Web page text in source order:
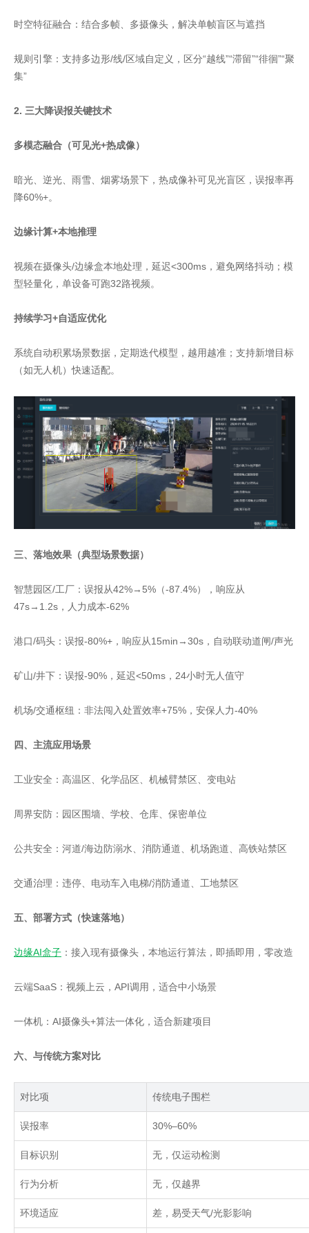
时空特征融合：结合多帧、多摄像头，解决单帧盲区与遮挡
规则引擎：支持多边形/线/区域自定义，区分“越线”“滞留”“徘徊”“聚
集”
2. 三大降误报关键技术
多模态融合（可见光+热成像）
暗光、逆光、雨雪、烟雾场景下，热成像补可见光盲区，误报率再
降60%+。
边缘计算+本地推理
视频在摄像头/边缘盒本地处理，延迟<300ms，避免网络抖动；模
型轻量化，单设备可跑32路视频。
持续学习+自适应优化
系统自动积累场景数据，定期迭代模型，越用越准；支持新增目标
（如无人机）快速适配。
三、落地效果（典型场景数据）
智慧园区/工厂：误报从42%→5%（-87.4%），响应从
47s→1.2s，人力成本-62%
港口/码头：误报-80%+，响应从15min→30s，自动联动道闸/声光
矿山/井下：误报-90%，延迟<50ms，24小时无人值守
机场/交通枢纽：非法闯入处置效率+75%，安保人力-40%
四、主流应用场景
工业安全：高温区、化学品区、机械臂禁区、变电站
周界安防：园区围墙、学校、仓库、保密单位
公共安全：河道/海边防溺水、消防通道、机场跑道、高铁站禁区
交通治理：违停、电动车入电梯/消防通道、工地禁区
五、部署方式（快速落地）
边缘AI盒子 ：接入现有摄像头，本地运行算法，即插即用，零改造
云端SaaS：视频上云，API调用，适合中小场景
一体机：AI摄像头+算法一体化，适合新建项目
六、与传统方案对比
对比项 传统电子围栏
误报率 30%–60%
目标识别 无，仅运动检测
行为分析 无，仅越界
环境适应 差，易受天气/光影影响